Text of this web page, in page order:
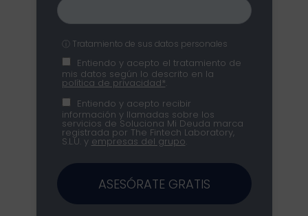
ⓘ Tratamiento de sus datos personales
Entiendo y acepto el tratamiento de
mis datos según lo descrito en la
política de privacidad*
Entiendo y acepto recibir
información y llamadas sobre los
servicios de Soluciona Mi Deuda marca
registrada por The Fintech Laboratory,
S.L.U. y empresas del grupo
ASESÓRATE GRATIS